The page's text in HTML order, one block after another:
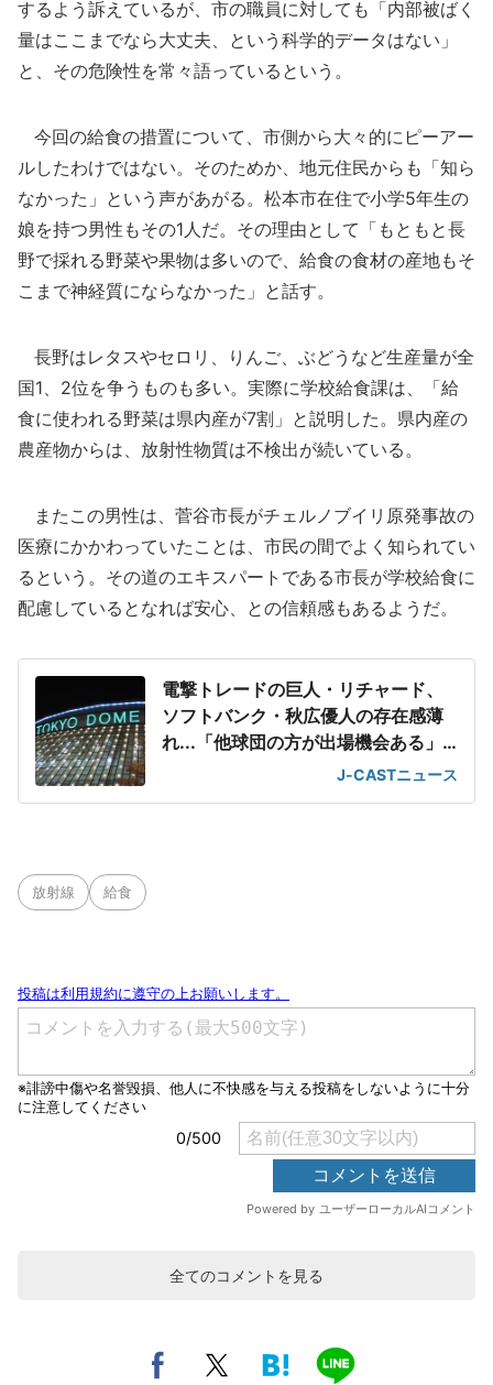
するよう訴えているが、市の職員に対しても「内部被ばく
量はここまでなら大丈夫、という科学的データはない」
と、その危険性を常々語っているという。
今回の給食の措置について、市側から大々的にピーアー
ルしたわけではない。そのためか、地元住民からも「知ら
なかった」という声があがる。松本市在住で小学5年生の
娘を持つ男性もその1人だ。その理由として「もともと長
野で採れる野菜や果物は多いので、給食の食材の産地もそ
こまで神経質にならなかった」と話す。
長野はレタスやセロリ、りんご、ぶどうなど生産量が全
国1、2位を争うものも多い。実際に学校給食課は、「給
食に使われる野菜は県内産が7割」と説明した。県内産の
農産物からは、放射性物質は不検出が続いている。
またこの男性は、菅谷市長がチェルノブイリ原発事故の
医療にかかわっていたことは、市民の間でよく知られてい
るという。その道のエキスパートである市長が学校給食に
配慮しているとなれば安心、との信頼感もあるようだ。
電撃トレードの巨人・リチャード、
ソフトバンク・秋広優人の存在感薄
れ...「他球団の方が出場機会ある」
J-CASTニュース
放射線 給食
全てのコメントを見る